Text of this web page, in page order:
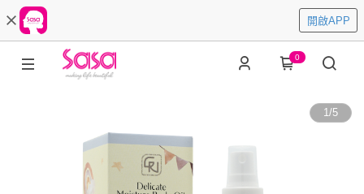
開啟APP
0
1/5